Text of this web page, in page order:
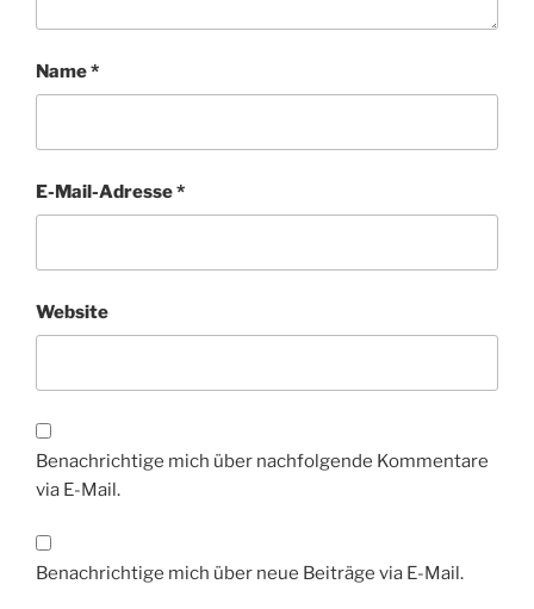
Name*
E-Mail-Adresse*
Website
Benachrichtige mich über nachfolgende Kommentare
via E-Mail.
Benachrichtige mich über neue Beiträge via E-Mail.